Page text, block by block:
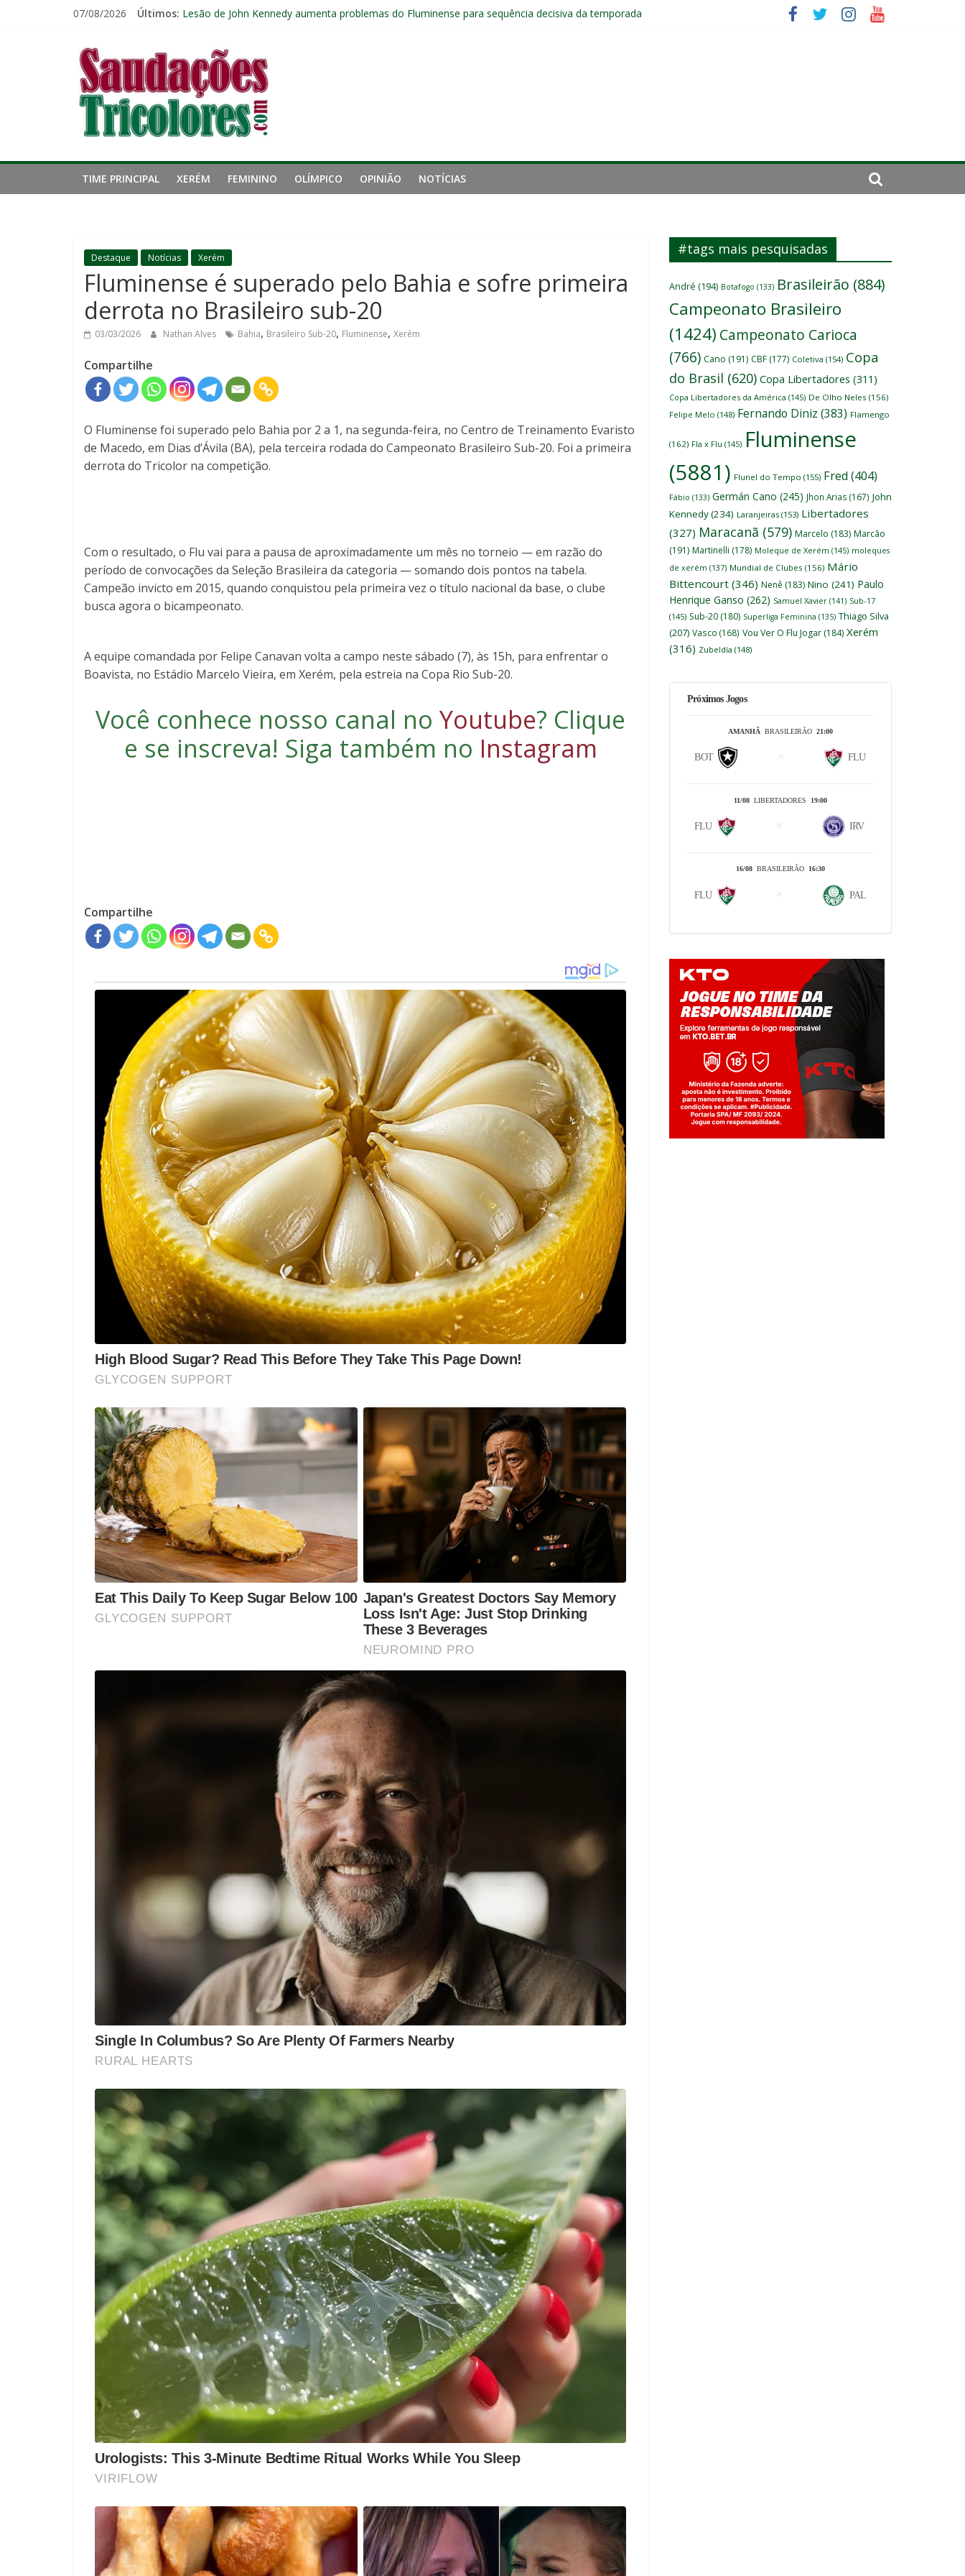
07/08/2026 Últimos: Fluminense pode perder três jogadores sem custos ao fim da temporada; veja a situação de cada um
Kauã Elias desperta interesse de gigantes da Inglaterra; Fluminense possui 10% dos direitos econômicos do atacante
Ventania no Rio: Fluminense vai fechar sede de Laranjeiras a partir das 12h desta sexta
Saudações
Tricolores
TIME PRINCIPAL XERÉM FEMININO OLÍMPICO OPINIÃO NOTÍCIAS
Destaque Notícias Xerém
Fluminense é superado pelo Bahia e sofre primeira
derrota no Brasileiro sub-20
03/03/2026 Nathan Alves Bahia, Brasileiro Sub-20, Fluminense, Xerém
Compartilhe
O Fluminense foi superado pelo Bahia por 2 a 1, na segunda-feira, no Centro de Treinamento Evaristo
de Macedo, em Dias d’Ávila (BA), pela terceira rodada do Campeonato Brasileiro Sub-20. Foi a primeira
derrota do Tricolor na competição.
Com o resultado, o Flu vai para a pausa de aproximadamente um mês no torneio — em razão do
período de convocações da Seleção Brasileira da categoria — somando dois pontos na tabela.
Campeão invicto em 2015, quando conquistou pela primeira vez o título nacional da base, o clube
busca agora o bicampeonato.
A equipe comandada por Felipe Canavan volta a campo neste sábado (7), às 15h, para enfrentar o
Boavista, no Estádio Marcelo Vieira, em Xerém, pela estreia na Copa Rio Sub-20.
Você conhece nosso canal no Youtube? Clique
e se inscreva! Siga também no Instagram
Compartilhe
#tags mais pesquisadas
André (194) Botafogo (133) Brasileirão (884)
Campeonato Brasileiro
(1424) Campeonato Carioca
(766) Cano (191) CBF (177) Coletiva (154) Copa
do Brasil (620) Copa Libertadores (311)
Copa Libertadores da América (145) De Olho Neles (156)
Felipe Melo (148) Fernando Diniz (383) Flamengo
(162) Fla x Flu (145) Fluminense
(5881) Flunel do Tempo (155) Fred (404)
Fábio (133) Germán Cano (245) Jhon Arias (167) John
Kennedy(234) Laranjeiras (153) Libertadores
(327) Maracanã (579) Marcelo (183) Marcão
(191) Martinelli (178) Moleque de Xerém (145) moleques
de xerém (137) Mundial de Clubes (156) Mário
Bittencourt (346) Nenê (183) Nino (241) Paulo
Henrique Ganso (262) Samuel Xavier (141) Sub-17
(145) Sub-20 (180) Superliga Feminina (135) Thiago Silva
(207) Vasco (168) Vou Ver O Flu Jogar (184) Xerém
(316) Zubeldía (148)
Próximos Jogos
AMANHÃ BRASILEIRÃO 21:00
BOT FLU
11/08 LIBERTADORES 19:00
FLU IRV
16/08 BRASILEIRÃO 16:30
FLU PAL
Jogue com responsabilidade. 18+